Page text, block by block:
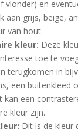
vlonder) en
aan grijs, beige,
van hout.
kleur: Deze
toe te
terugkomen in
een buitenkleed
kan een
kleur zijn.
Dit is de kleur